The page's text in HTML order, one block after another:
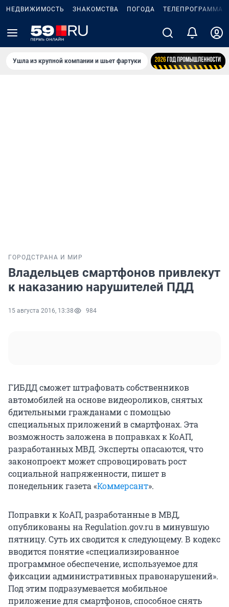
НЕДВИЖИМОСТЬ ЗНАКОМСТВА ПОГОДА ТЕЛЕПРОГРАММА
Ушла из крупной компании и шьет фартуки
ГОРОДСТРАНА И МИР
Владельцев смартфонов привлекут
к наказанию нарушителей ПДД
15 августа 2016, 13:38 984
ГИБДД сможет штрафовать собственников
автомобилей на основе видеороликов, снятых
бдительными гражданами с помощью
специальных приложений в смартфонах. Эта
возможность заложена в поправках к КоАП,
разработанных МВД. Эксперты опасаются, что
законопроект может спровоцировать рост
социальной напряженности, пишет в
понедельник газета «Коммерсант».
Поправки к КоАП, разработанные в МВД,
опубликованы на Regulation.gov.ru в минувшую
пятницу. Суть их сводится к следующему. В кодекс
вводится понятие «специализированное
программное обеспечение, используемое для
фиксации административных правонарушений».
Под этим подразумевается мобильное
приложение для смартфонов, способное снять